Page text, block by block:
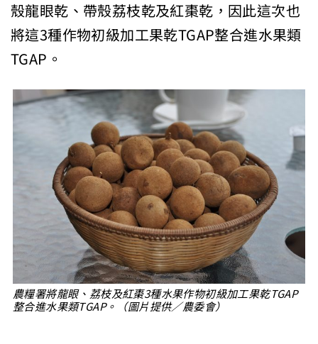
殼龍眼乾、帶殼荔枝乾及紅棗乾，因此這次也
將這3種作物初級加工果乾TGAP整合進水果類
TGAP。
農糧署將龍眼、荔枝及紅棗3種水果作物初級加工果乾TGAP
整合進水果類TGAP。（圖片提供／農委會）